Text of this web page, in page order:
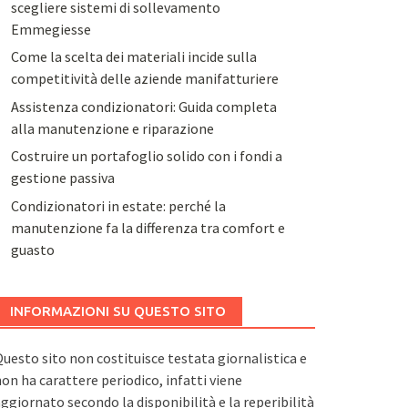
scegliere sistemi di sollevamento
Emmegiesse
Come la scelta dei materiali incide sulla
competitività delle aziende manifatturiere
Assistenza condizionatori: Guida completa
alla manutenzione e riparazione
Costruire un portafoglio solido con i fondi a
gestione passiva
Condizionatori in estate: perché la
manutenzione fa la differenza tra comfort e
guasto
INFORMAZIONI SU QUESTO SITO
sito non costituisce testata giornalistica e
ha carattere periodico, infatti viene
secondo la disponibilità e la reperibilità